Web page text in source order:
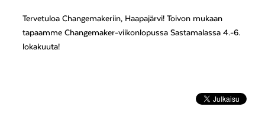
Tervetuloa Changemakeriin, Haapajärvi! Toivon mukaan
tapaamme Changemaker-viikonlopussa Sastamalassa 4.-6.
lokakuuta!